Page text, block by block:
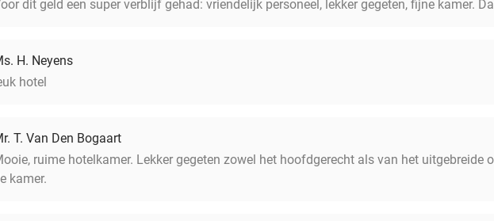
dit geld een super verblijf gehad: vriendelijk personeel, lekker gegeten, fijne kamer.
H. Neyens
hotel
T. Van Den Bogaart
ruime hotelkamer. Lekker gegeten zowel het hoofdgerecht als van het
kamer.